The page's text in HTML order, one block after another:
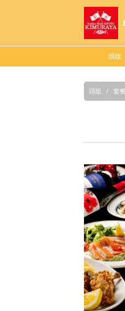
頭版
頭版 套餐